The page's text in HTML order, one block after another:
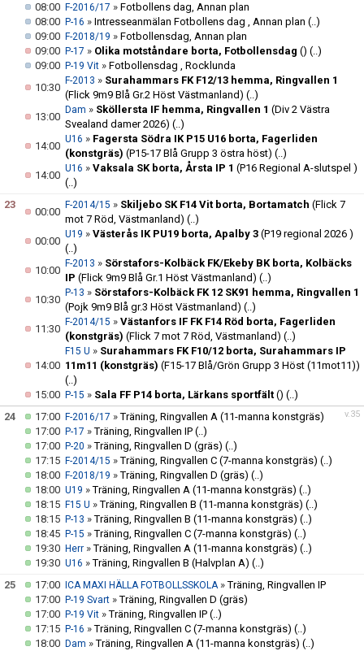
08:00 F-2016/17 » Fotbollens dag, Annan plan
08:00 P-16 » Intresseanmälan Fotbollens dag , Annan plan (..)
09:00 F-2018/19 » Fotbollensdag, Annan plan
09:00 P-17 » Olika motståndare borta, Fotbollensdag () (..)
09:00 P-19 Vit » Fotbollensdag , Rocklunda
10:30
F-2013 » Surahammars FK F12/13 hemma, Ringvallen 1
(Flick 9m9 Blå Gr.2 Höst Västmanland) (..)
13:00
Dam » Sköllersta IF hemma, Ringvallen 1 (Div 2 Västra
Svealand damer 2026) (..)
14:00
U16 » Fagersta Södra IK P15 U16 borta, Fagerliden
(konstgräs) (P15-17 Blå Grupp 3 östra höst) (..)
14:00
U16 » Vaksala SK borta, Årsta IP 1 (P16 Regional A-slutspel )
(..)
23
00:00
F-2014/15 » Skiljebo SK F14 Vit borta, Bortamatch (Flick 7
mot 7 Röd, Västmanland) (..)
00:00
U19 » Västerås IK PU19 borta, Apalby 3 (P19 regional 2026 )
(..)
10:00
F-2013 » Sörstafors-Kolbäck FK/Ekeby BK borta, Kolbäcks
IP (Flick 9m9 Blå Gr.1 Höst Västmanland) (..)
10:30
P-13 » Sörstafors-Kolbäck FK 12 SK91 hemma, Ringvallen 1
(Pojk 9m9 Blå gr.3 Höst Västmanland) (..)
11:30
F-2014/15 » Västanfors IF FK F14 Röd borta, Fagerliden
(konstgräs) (Flick 7 mot 7 Röd, Västmanland) (..)
14:00
F15 U » Surahammars FK F10/12 borta, Surahammars IP
11m11 (konstgräs) (F15-17 Blå/Grön Grupp 3 Höst (11mot11))
(..)
15:00 P-15 » Sala FF P14 borta, Lärkans sportfält () (..)
v.35
24 17:00 F-2016/17 »Träning, Ringvallen A (11-manna konstgräs)
17:00 P-17 »Träning, Ringvallen IP (..)
17:00 P-20 »Träning, Ringvallen D (gräs) (..)
17:15 F-2014/15 »Träning, Ringvallen C (7-manna konstgräs) (..)
18:00 F-2018/19 »Träning, Ringvallen D (gräs) (..)
18:00 U19 »Träning, Ringvallen A (11-manna konstgräs) (..)
18:15 F15 U »Träning, Ringvallen B (11-manna konstgräs) (..)
18:15 P-13 »Träning, Ringvallen B (11-manna konstgräs) (..)
18:45 P-15 »Träning, Ringvallen C (7-manna konstgräs) (..)
19:30 Herr »Träning, Ringvallen A (11-manna konstgräs) (..)
19:30 U16 »Träning, Ringvallen B (Halvplan A) (..)
25
17:00 ICA MAXI HÄLLA FOTBOLLSSKOLA»Träning, Ringvallen IP
17:00 P-19 Svart »Träning, Ringvallen D (gräs)
17:00 P-19 Vit »Träning, Ringvallen IP (..)
17:15 P-16 »Träning, Ringvallen C (7-manna konstgräs) (..)
18:00 Dam »Träning, Ringvallen A (11-manna konstgräs) (..)